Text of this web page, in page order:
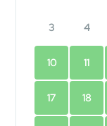
3 4
10 11
17 18